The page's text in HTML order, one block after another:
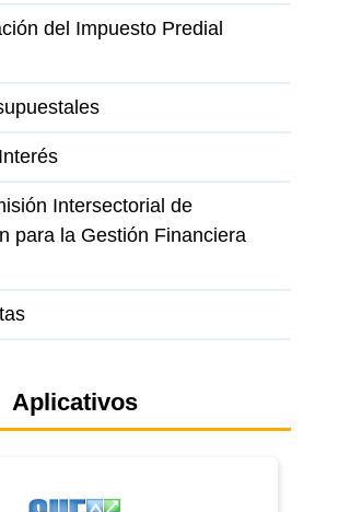
del Impuesto Predial
Intersectorial de
para la Gestión Financiera
Aplicativos